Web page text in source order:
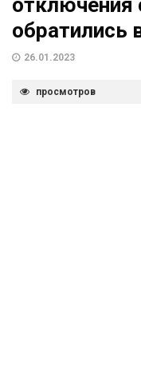
отключения
обратились
26.01.2023
просмотров